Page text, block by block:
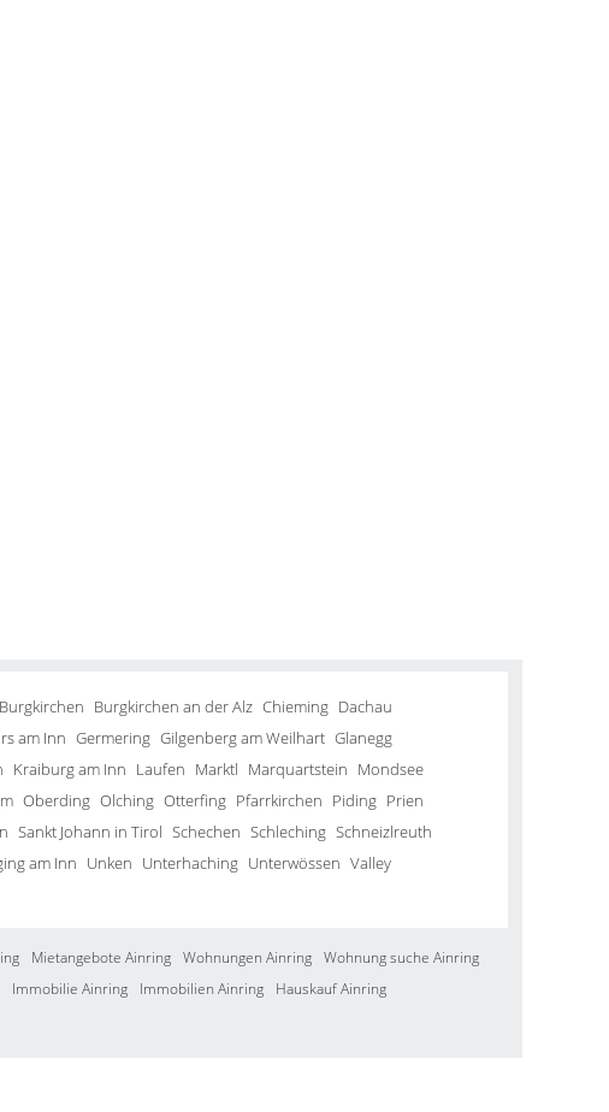
Burgkirchen Burgkirchen an der Alz Chieming Dachau
am Inn Germering Gilgenberg am Weilhart Glanegg
Kraiburg am Inn Laufen Marktl Marquartstein Mondsee
Oberding Olching Otterfing Pfarrkirchen Piding Prien
Sankt Johann in Tirol Schechen Schleching Schneizlreuth
am Inn Unken Unterhaching Unterwössen Valley
Mietangebote Ainring Wohnungen Ainring Wohnung suche Ainring
Immobilie Ainring Immobilien Ainring
Hauskauf Ainring